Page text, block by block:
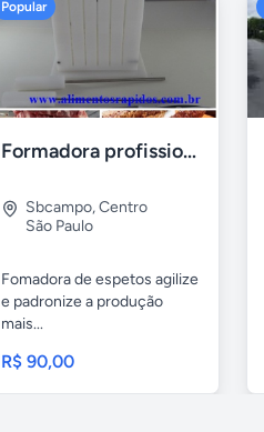
Popular
Formadora profissional carne
Sbcampo,Centro
São Paulo
Fomadora de espetos agilize
e padronize a produção
mais...
R$ 90,00